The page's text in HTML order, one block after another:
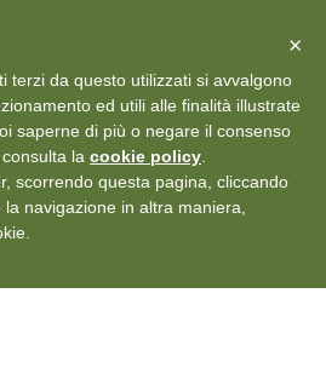
info@aceper.it Statuto
dati personali ×
terzi da questo utilizzati si avvalgono
ed utili alle finalità illustrate
saperne di più o negare il consenso
la cookie policy
scorrendo questa pagina, cliccando
navigazione in altra maniera,